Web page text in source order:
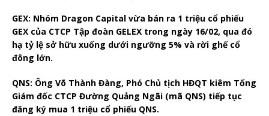
GEX: Nhóm Dragon Capital vừa bán ra 1 triệu cổ phiếu
GEX của CTCP Tập đoàn GELEX trong ngày 16/02, qua đó
hạ tỷ lệ sở hữu xuống dưới ngưỡng 5% và rời ghế cổ
đông lớn.
QNS: Ông Võ Thành Đàng, Phó Chủ tịch HĐQT kiêm Tổng
Giám đốc CTCP Đường Quảng Ngãi (mã QNS) tiếp tục
đăng ký mua 1 triệu cổ phiếu QNS.